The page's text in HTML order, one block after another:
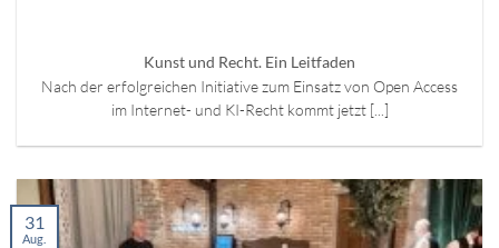
Kunst und Recht. Ein Leitfaden
Nach der erfolgreichen Initiative zum Einsatz von Open Access
im Internet- und KI-Recht kommt jetzt [...]
31
Aug.